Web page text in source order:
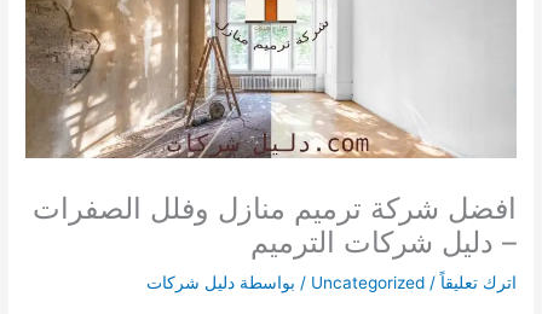
افضل شركة ترميم منازل وفلل الصفرات
– دليل شركات الترميم
اترك تعليقاً /
Uncategorized / بواسطة دليل شركات